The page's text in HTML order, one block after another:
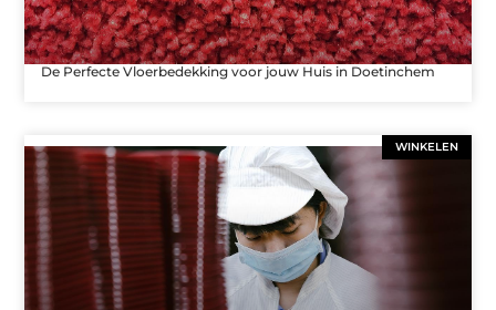
De Perfecte Vloerbedekking voor jouw Huis in Doetinchem
WINKELEN